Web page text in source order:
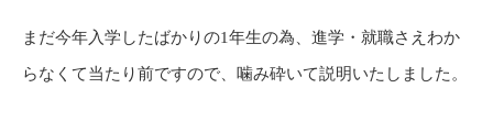
まだ今年入学したばかりの1年生の為、進学・就職さえわか
らなくて当たり前ですので、噛み砕いて説明いたしました。